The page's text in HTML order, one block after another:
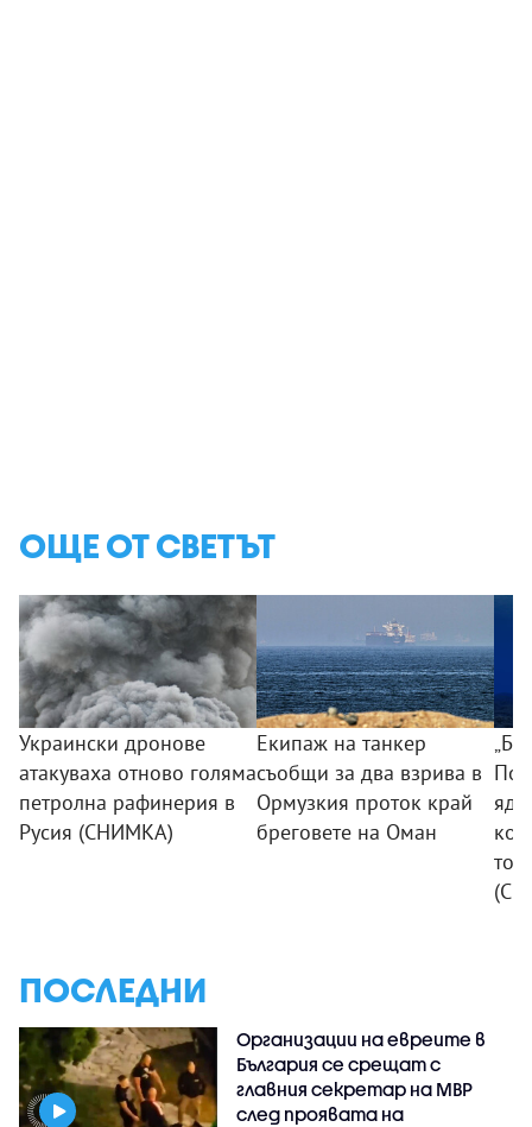
ОЩЕ ОТ СВЕТЪТ
Украински дронове
атакуваха отново голяма
петролна рафинерия в
Русия (СНИМКА)
Екипаж на танкер
съобщи за два взрива в
Ормузкия проток край
бреговете на Оман
ПОСЛЕДНИ
Организации на евреите в
България се срещат с
главния секретар на МВР
след проявата на